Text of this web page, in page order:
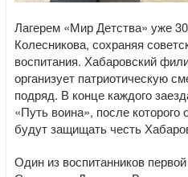
Лагерем «Мир Детства» уже
Колесникова, сохраняя
воспитания. Хабаровский
организует патриотическую
подряд. В конце каждого
«Путь воина», после
будут защищать честь
Один из воспитанников